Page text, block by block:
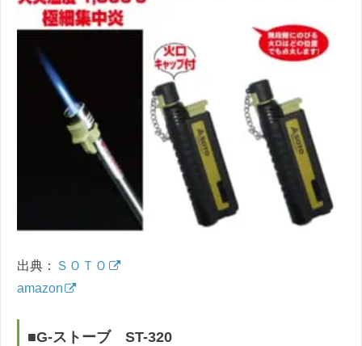
出典：
ＳＯＴＯ
amazon
■G-ストーブ ST-320